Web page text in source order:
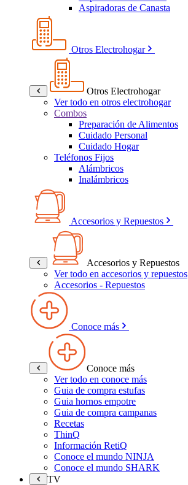
Aspiradoras de Canasta
Otros Electrohogar
Otros Electrohogar
Ver todo en otros electrohogar
Combos
Preparación de Alimentos
Cuidado Personal
Cuidado Hogar
Teléfonos Fijos
Alámbricos
Inalámbricos
Accesorios y Repuestos
Accesorios y Repuestos
Ver todo en accesorios y repuestos
Accesorios - Repuestos
Conoce más
Conoce más
Ver todo en conoce más
Guia de compra estufas
Guia hornos empotre
Guia de compra campanas
Recetas
ThinQ
Información RetiQ
Conoce el mundo NINJA
Conoce el mundo SHARK
TV